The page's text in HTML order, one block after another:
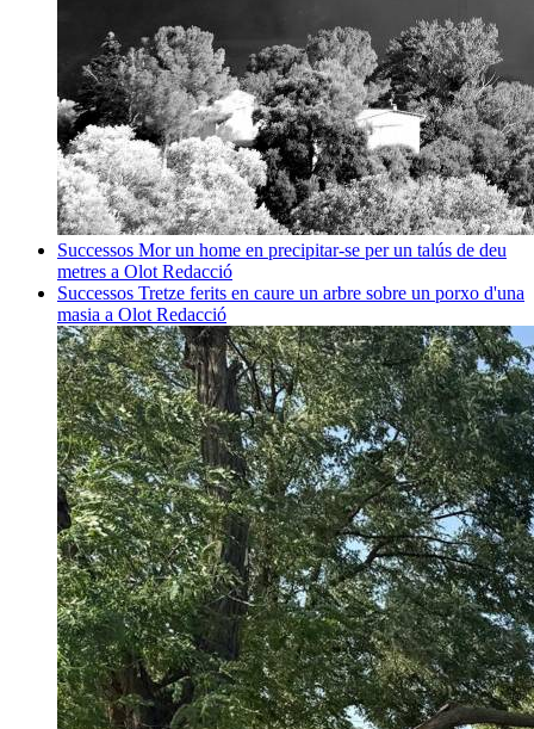
Successos Mor un home en precipitar-se per un talús de deu
metres a Olot Redacció
Successos Tretze ferits en caure un arbre sobre un porxo d'una
masia a Olot Redacció